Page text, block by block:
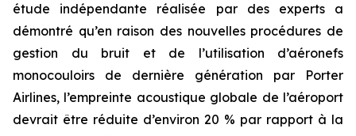
étude indépendante réalisée par des experts a
démontré qu’en raison des nouvelles procédures de
gestion du bruit et de l’utilisation d’aéronefs
monocouloirs de dernière génération par Porter
Airlines, l’empreinte acoustique globale de l’aéroport
devrait être réduite d’environ 20 % par rapport à la